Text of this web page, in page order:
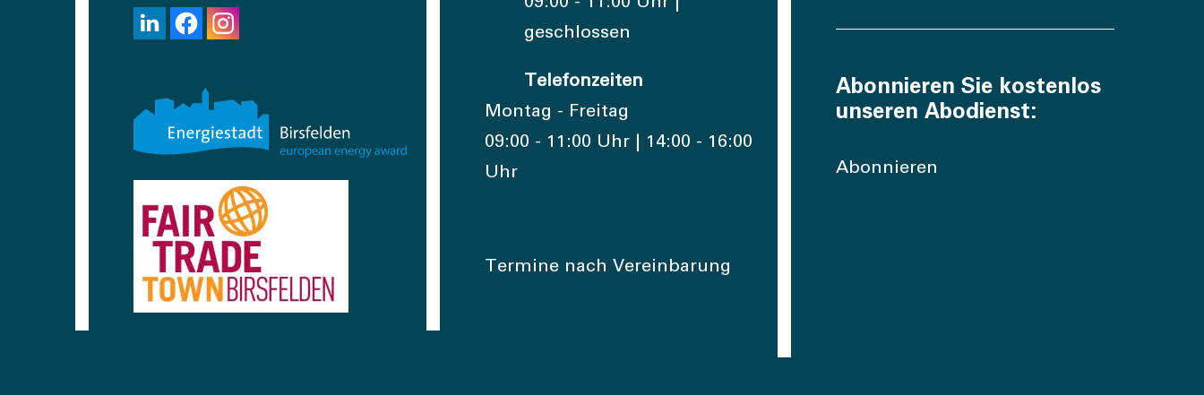
geschlossen
Telefonzeiten
Montag - Freitag
09:00 - 11:00 Uhr | 14:00 - 16:00
Uhr
Termine nach Vereinbarung
Abonnieren Sie kostenlos
unseren Abodienst:
Abonnieren